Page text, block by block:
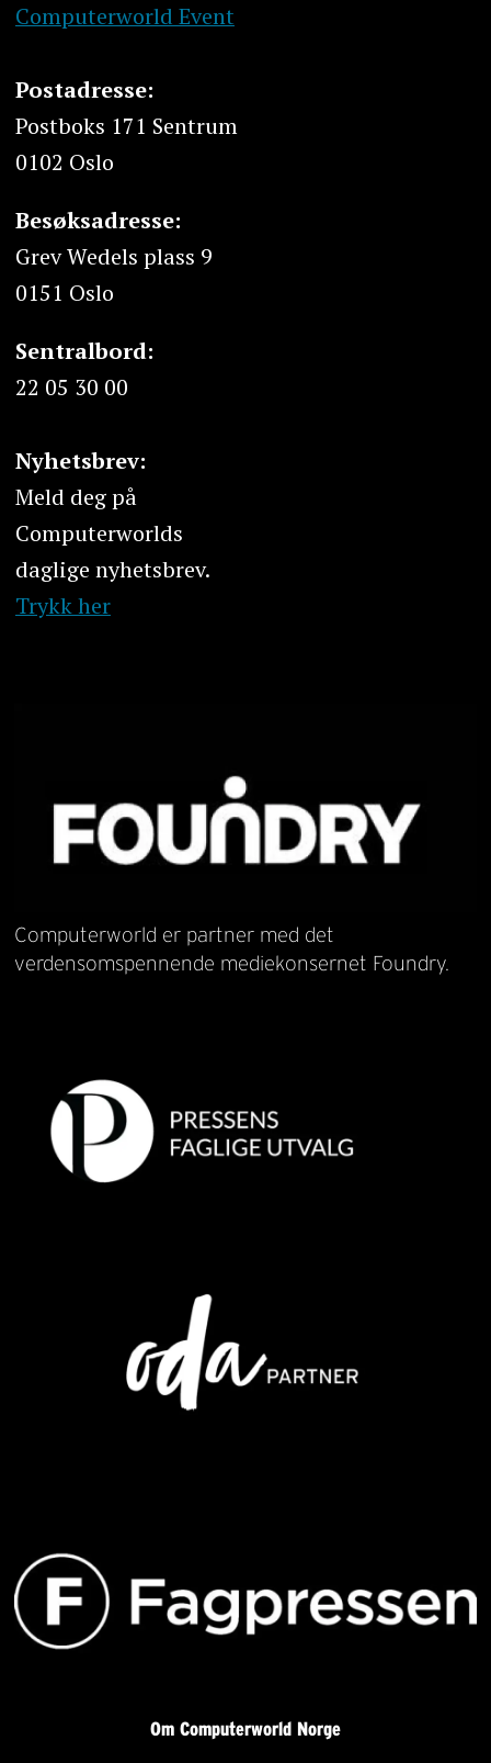
Computerworld Event
Postadresse:
Postboks 171 Sentrum
0102 Oslo
Besøksadresse:
Grev Wedels plass 9
0151 Oslo
Sentralbord:
22 05 30 00
Nyhetsbrev:
Meld deg på
Computerworlds
daglige nyhetsbrev.
Trykk her
Computerworld er partner med det
verdensomspennende mediekonsernet Foundry.
Om Computerworld Norge